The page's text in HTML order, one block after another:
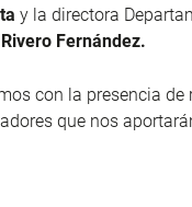
y la directora
Fernández.
con la presencia de
que nos